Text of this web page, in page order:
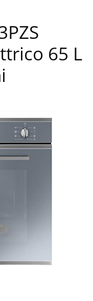
65 L